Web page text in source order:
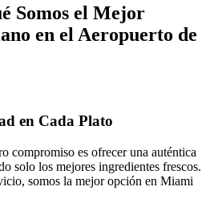
Somos el Mejor
en el Aeropuerto de
en Cada Plato
compromiso es ofrecer una auténtica
solo los mejores ingredientes frescos.
somos la mejor opción en Miami